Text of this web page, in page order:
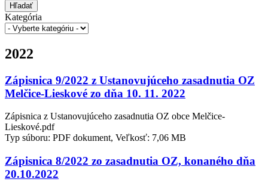
Hľadať
Kategória
2022
Zápisnica 9/2022 z Ustanovujúceho zasadnutia OZ
Melčice-Lieskové zo dňa 10. 11. 2022
Zápisnica z Ustanovujúceho zasadnutia OZ obce Melčice-
Lieskové.pdf
Typ súboru: PDF dokument, Veľkosť: 7,06 MB
Zápisnica 8/2022 zo zasadnutia OZ, konaného dňa
20.10.2022